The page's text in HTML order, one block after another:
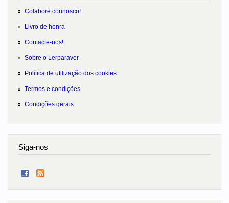
Colabore connosco!
Livro de honra
Contacte-nos!
Sobre o Lerparaver
Política de utilização dos cookies
Termos e condições
Condições gerais
Siga-nos